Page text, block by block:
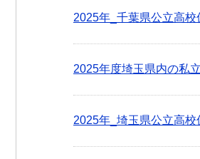
2025年_千葉県公立高校
2025年度埼玉県内の私
2025年_埼玉県公立高校